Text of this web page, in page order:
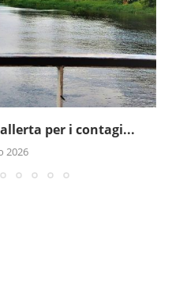
per i contagi...
2026